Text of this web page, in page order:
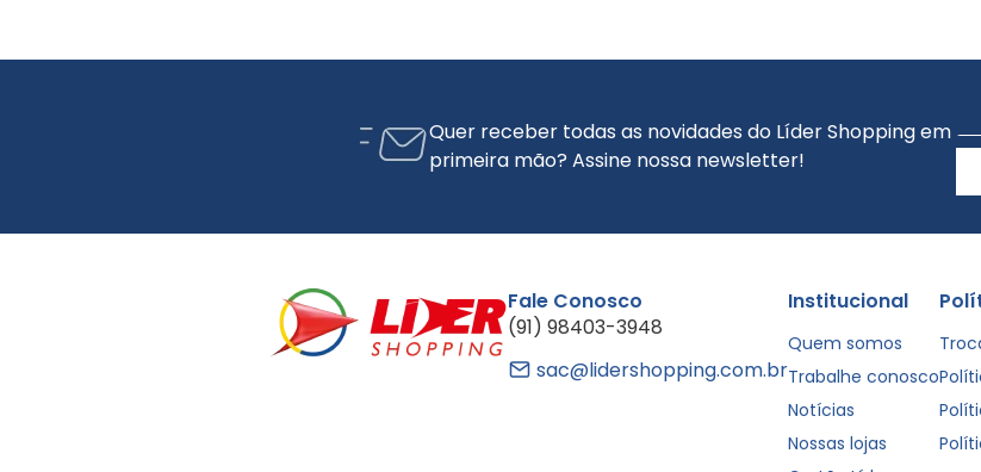
Quer receber todas as novidades do Líder Shopping em
primeira mão? Assine nossa newsletter!
Fale Conosco
(91) 98403-3948
sac@lidershopping.com.br
Institucional
Quem somos
Trabalhe conosco
Notícias
Nossas lojas